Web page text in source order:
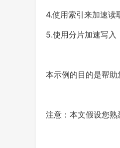
4.使用索引来加速读
5.使用分片加速写入
本示例的目的是帮
注意：本文假设您